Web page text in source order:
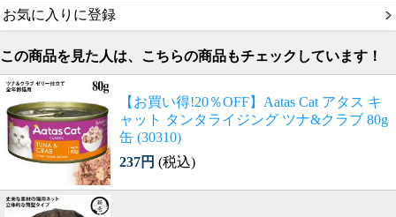
お気に入りに登録
この商品を見た人は、こちらの商品もチェックしています！
【お買い得!20％OFF】Aatas Cat アタス キ
ャット タンタライジング ツナ&クラブ 80g
缶 (30310)
237円 (税込)